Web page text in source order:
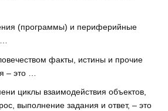
(программы) и периферийные
факты, истины и прочие
– это …
циклы взаимодействия объектов,
выполнение задания и ответ, – это